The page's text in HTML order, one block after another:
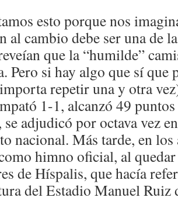
esto porque nos
al cambio debe ser una de
que la “humilde”
Pero si hay algo que sí que
repetir una y otra
1-1, alcanzó 49
adjudicó por octava vez
nacional. Más tarde, en
himno oficial, al
de Híspalis, que hacía
del Estadio Manuel Ruiz